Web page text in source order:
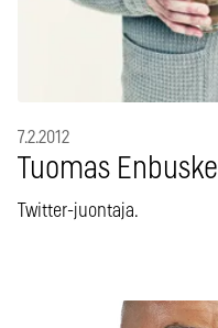
7.2.2012
Tuomas Enbuske
Twitter-juontaja.